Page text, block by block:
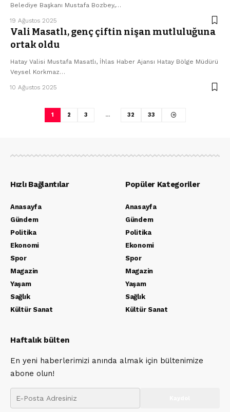
Belediye Başkanı Mustafa Bozbey,…
19 Ağustos 2025
Vali Masatlı, genç çiftin nişan mutluluğuna
ortak oldu
Hatay Valisi Mustafa Masatlı, İhlas Haber Ajansı Hatay Bölge Müdürü
Veysel Korkmaz…
10 Ağustos 2025
1 2 3 … 32 33
Hızlı Bağlantılar
Anasayfa
Gündem
Politika
Ekonomi
Spor
Magazin
Yaşam
Sağlık
Kültür Sanat
Popüler Kategoriler
Anasayfa
Gündem
Politika
Ekonomi
Spor
Magazin
Yaşam
Sağlık
Kültür Sanat
Haftalık bülten
En yeni haberlerimizi anında almak için bültenimize
abone olun!